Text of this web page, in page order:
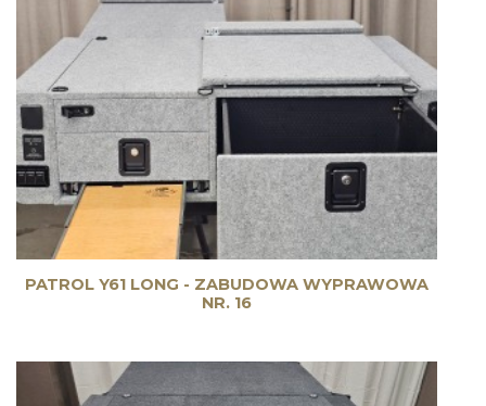
PATROL Y61 LONG - ZABUDOWA WYPRAWOWA
NR. 16